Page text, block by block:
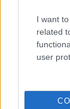
I want
related
user